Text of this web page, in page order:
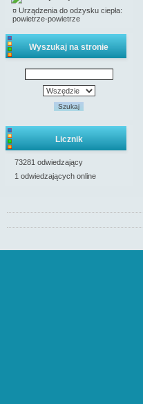
¤ Urządzenia do odzysku ciepła:
powietrze-powietrze
Wyszukaj na stronie
Szukaj
Licznik
73281 odwiedzający
1 odwiedzających online